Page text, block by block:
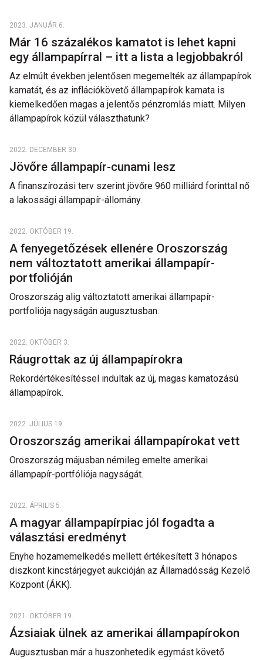
2023. JANUÁR 6.
Már 16 százalékos kamatot is lehet kapni
egy állampapírral – itt a lista a legjobbakról
Az elmúlt években jelentősen megemelték az állampapírok
kamatát, és az inflációkövető állampapírok kamata is
kiemelkedően magas a jelentős pénzromlás miatt. Milyen
állampapírok közül választhatunk?
2022. DECEMBER 30.
Jövőre állampapír-cunami lesz
A finanszírozási terv szerint jövőre 960 milliárd forinttal nő
a lakossági állampapír-állomány.
2022. OKTÓBER 19.
A fenyegetőzések ellenére Oroszország
nem változtatott amerikai állampapír-
portfolióján
Oroszország alig változtatott amerikai állampapír-
portfoliója nagyságán augusztusban.
2022. OKTÓBER 3.
Ráugrottak az új állampapírokra
Rekordértékesítéssel indultak az új, magas kamatozású
állampapírok.
2022. JÚLIUS 19.
Oroszország amerikai állampapírokat vett
Oroszország májusban némileg emelte amerikai
állampapír-portfóliója nagyságát.
2022. ÁPRILIS 5.
A magyar állampapírpiac jól fogadta a
választási eredményt
Enyhe hozamemelkedés mellett értékesített 3 hónapos
diszkont kincstárjegyet aukcióján az Államadósság Kezelő
Központ (ÁKK).
2021. OKTÓBER 19.
Ázsiaiak ülnek az amerikai állampapírokon
Augusztusban már a huszonhetedik egymást követő